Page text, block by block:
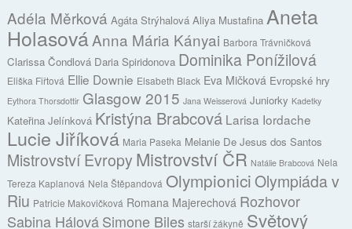
Adéla Měrková Agáta Strýhalová Aliya Mustafina Aneta
HolasováAnna Mária Kányai Barbora Trávničková
Clarissa Čondlová Daria Spiridonova Dominika Ponížilová
Eliška Fiřtová Ellie Downie Elsabeth Black Eva Mičková Evropské hry
Eythora Thorsdottir Glasgow 2015 Jana Weisserová Juniorky Kadetky
Kateřina Jelínková Kristýna Brabcová Larisa Iordache
Lucie Jiříková Maria Paseka Melanie De Jesus dos Santos
Mistrovství Evropy Mistrovství ČR Natálie Brabcová Nela
Tereza Kaplanová Nela Štěpandová OlympioniciOlympiáda v
Riu Patricie Makovičková Romana Majerechová Rozhovor
Sabina HálováSimone Biles starší žákyně Světový